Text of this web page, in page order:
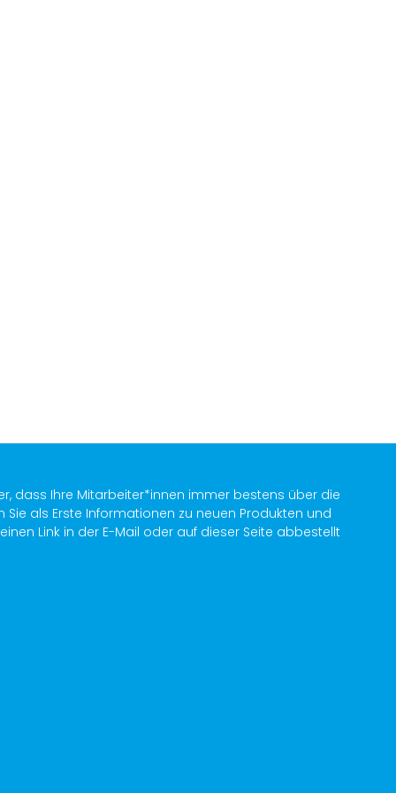
dass Ihre Mitarbeiter*innen immer bestens über die
als Erste Informationen zu neuen Produkten und
Link in der E-Mail oder auf dieser Seite abbestellt